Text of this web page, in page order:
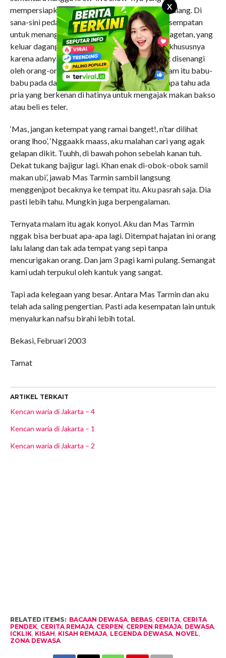
X
mempersiapkan alat-alatnya. Ramai orang lalu lalang. Di
sana-sini pedagang kaki lima menggunakan kesempatan
untuk menanggok rejeki. Mungkin pedagang kagetan, yang
keluar dagang karena tetangga punya hajatan, khususnya
karena adanya tontonan Dang-dut yang sangat disenangi
oleh orang-orang kampung di sekitar situ. Malam itu babu-
babu pada dandan untuk memancing jodoh. Siapa tahu ada
pria yang berkenan di hatinya untuk mengajak makan bakso
atau beli es teler.
‘Mas, jangan ketempat yang ramai banget!, n’tar dilihat
orang lhoo’, ‘Nggaakk maass, aku malahan cari yang agak
gelapan dikit. Tuuhh, di bawah pohon sebelah kanan tuh.
Dekat tukang bajigur lagi. Khan enak di-obok-obok samil
makan ubi’, jawab Mas Tarmin sambil langsung
menggenjpot becaknya ke tempat itu. Aku pasrah saja. Dia
pasti lebih tahu. Mungkin juga berpengalaman.
Ternyata malam itu agak konyol. Aku dan Mas Tarmin
nggak bisa berbuat apa-apa lagi. Ditempat hajatan ini orang
lalu lalang dan tak ada tempat yang sepi tanpa
mencurigakan orang. Dan jam 3 pagi kami pulang. Semangat
kami udah terpukul oleh kantuk yang sangat.
Tapi ada kelegaan yang besar. Antara Mas Tarmin dan aku
telah ada saling pengertian. Pasti ada kesempatan lain untuk
menyalurkan nafsu birahi lebih total.
Bekasi, Februari 2003
Tamat
ARTIKEL TERKAIT
Kencan waria di Jakarta – 4
Kencan waria di Jakarta – 1
Kencan waria di Jakarta – 2
RELATED ITEMS: BACAAN DEWASA, BEBAS, CERITA, CERITA
PENDEK, CERITA REMAJA, CERPEN, CERPEN REMAJA, DEWASA,
ICKLIK, KISAH, KISAH REMAJA, LEGENDA DEWASA, NOVEL,
ZONA DEWASA